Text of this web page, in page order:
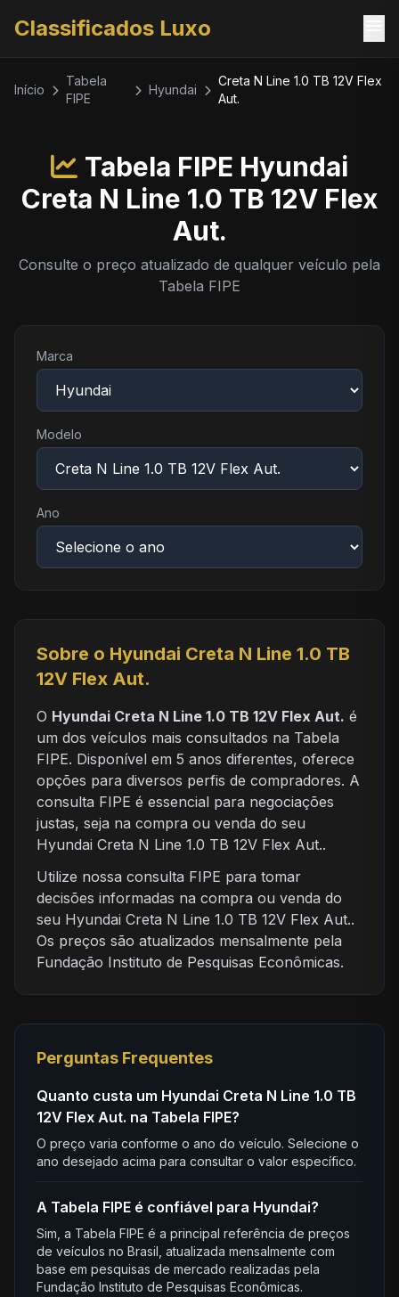
Classificados Luxo
Início
Tabela
FIPE
Hyundai
Creta N Line 1.0 TB 12V Flex
Aut.
Tabela FIPE Hyundai
Creta N Line 1.0 TB 12V Flex
Aut.
Consulte o preço atualizado de qualquer veículo pela
Tabela FIPE
Marca
Modelo
Ano
Sobre o Hyundai Creta N Line 1.0 TB
12V Flex Aut.
O Hyundai Creta N Line 1.0 TB 12V Flex Aut. é
um dos veículos mais consultados na Tabela
FIPE. Disponível em 5 anos diferentes, oferece
opções para diversos perfis de compradores. A
consulta FIPE é essencial para negociações
justas, seja na compra ou venda do seu
Hyundai Creta N Line 1.0 TB 12V Flex Aut..
Utilize nossa consulta FIPE para tomar
decisões informadas na compra ou venda do
seu Hyundai Creta N Line 1.0 TB 12V Flex Aut..
Os preços são atualizados mensalmente pela
Fundação Instituto de Pesquisas Econômicas.
Perguntas Frequentes
Quanto custa um Hyundai Creta N Line 1.0 TB
12V Flex Aut. na Tabela FIPE?
O preço varia conforme o ano do veículo. Selecione o
ano desejado acima para consultar o valor específico.
A Tabela FIPE é confiável para Hyundai?
Sim, a Tabela FIPE é a principal referência de preços
de veículos no Brasil, atualizada mensalmente com
base em pesquisas de mercado realizadas pela
Fundação Instituto de Pesquisas Econômicas.